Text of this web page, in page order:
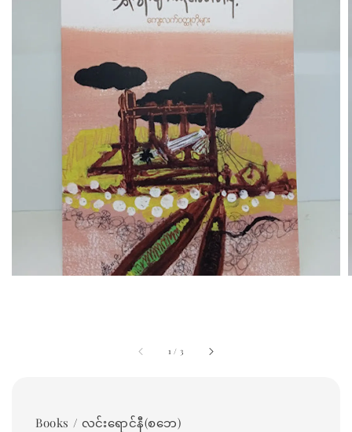
1 / 3
Books / လင်းရောင်နီ(စဘေ)